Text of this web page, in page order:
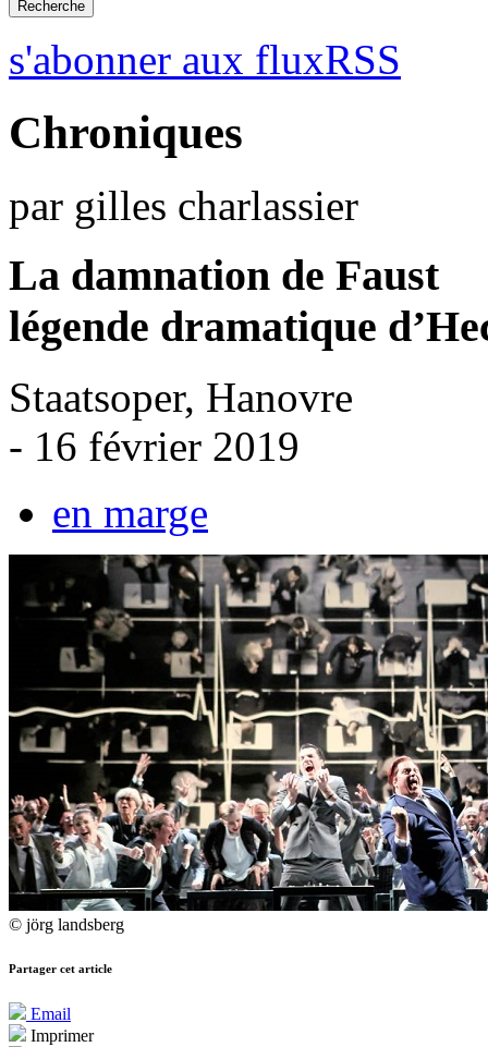
s'abonner aux fluxRSS
Chroniques
par gilles charlassier
La damnation de Faust
légende dramatique
Staatsoper, Hanovre
- 16 février 2019
en marge
© jörg landsberg
Partager cet article
Email
Imprimer